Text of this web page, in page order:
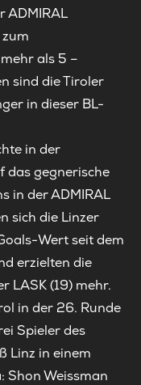
ADMIRAL
als 5 –
sind die Tiroler
in dieser BL-
in der
das gegnerische
in der ADMIRAL
sich die Linzer
Wert seit dem
erzielten die
LASK (19) mehr.
in der 26. Runde
Spieler des
Linz in einem
Shon Weissman